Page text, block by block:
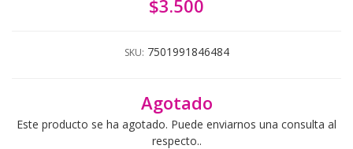
$3.500
SKU: 7501991846484
Agotado
Este producto se ha agotado. Puede enviarnos una consulta al
respecto..